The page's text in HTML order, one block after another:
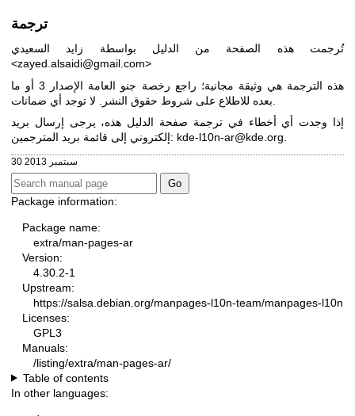
ترجمة
تُرجمت هذه الصفحة من الدليل بواسطة زايد السعيدي
<zayed.alsaidi@gmail.com>
هذه الترجمة هي وثيقة مجانية؛ راجع رخصة جنو العامة الإصدار 3
أو ما
إذا وجدت أي أخطاء في ترجمة صفحة الدليل هذه، يرجى إرسال بريد
إلكتروني إلى قائمة بريد المترجمين: kde-l10n-ar@kde.org
30 سبتمبر 2013
Package information:
Package name:
extra/man-pages-ar
Version:
4.30.2-1
Upstream:
https://salsa.debian.org/manpages-l10n-team/manpages-l10n
Licenses:
GPL3
Manuals:
/listing/extra/man-pages-ar/
Table of contents
In other languages: